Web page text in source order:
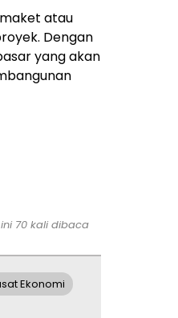
atau
Dengan
yang akan
70 kali dibaca
Ekonomi